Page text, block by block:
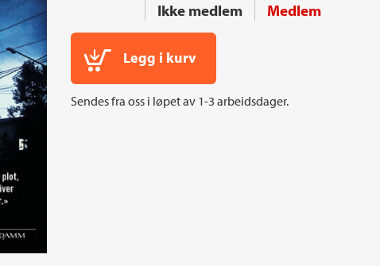
Ikke medlem Medlem
Legg i kurv
Sendes fra oss i løpet av 1-3 arbeidsdager.